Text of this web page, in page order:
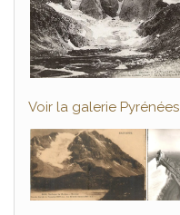
Voir la galerie Pyrénées